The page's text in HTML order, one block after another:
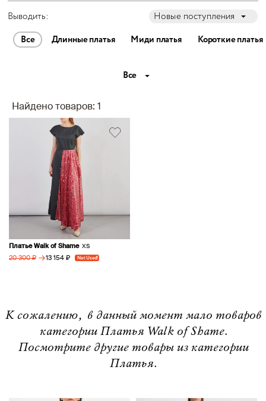
Выводить: Новые поступления
Все Длинные платья Миди платья Короткие платья
Все
Найдено товаров: 1
Платье Walk of Shame XS
20 300 ₽ → 13 154 ₽ Not Used!
К сожалению, в данный момент мало товаров
категории Платья Walk of Shame.
Посмотрите другие товары из категории
Платья.